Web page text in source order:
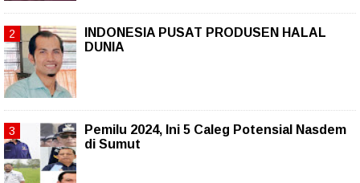
INDONESIA PUSAT PRODUSEN HALAL
DUNIA
Pemilu 2024, Ini 5 Caleg Potensial Nasdem
di Sumut